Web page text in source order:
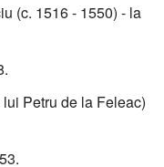
(c. 1516 - 1550) - la
Petru de la Feleac)